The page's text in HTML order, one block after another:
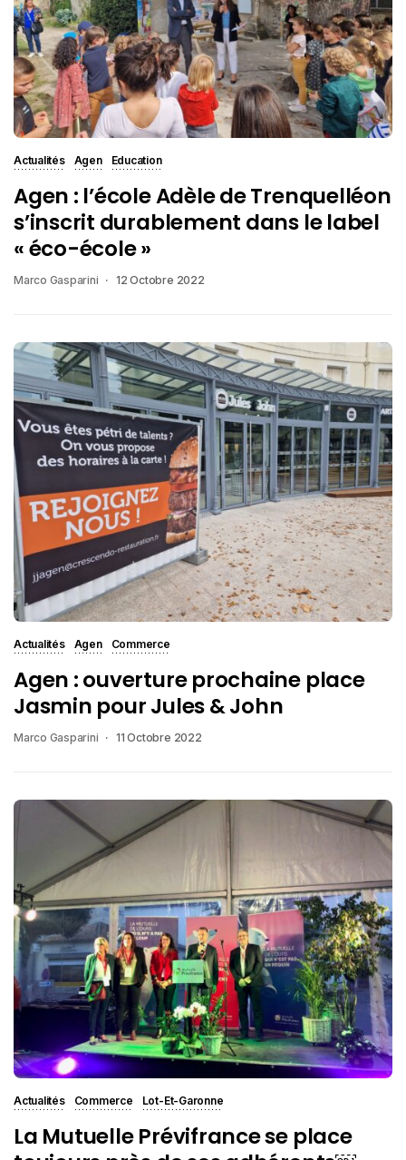
Actualités Agen Education
Agen : l’école Adèle de Trenquelléon
s’inscrit durablement dans le label
« éco-école »
Marco Gasparini 12 Octobre 2022
Actualités Agen Commerce
Agen : ouverture prochaine place
Jasmin pour Jules & John
Marco Gasparini 11 Octobre 2022
Actualités Commerce Lot-Et-Garonne
La Mutuelle Prévifrance se place